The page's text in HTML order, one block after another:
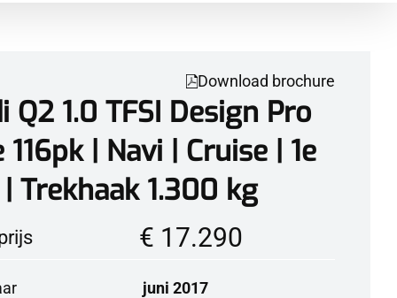
Download brochure
Q2 1.0 TFSI Design Pro
116pk | Navi | Cruise | 1e
| Trekhaak 1.300 kg
€ 17.290
juni 2017